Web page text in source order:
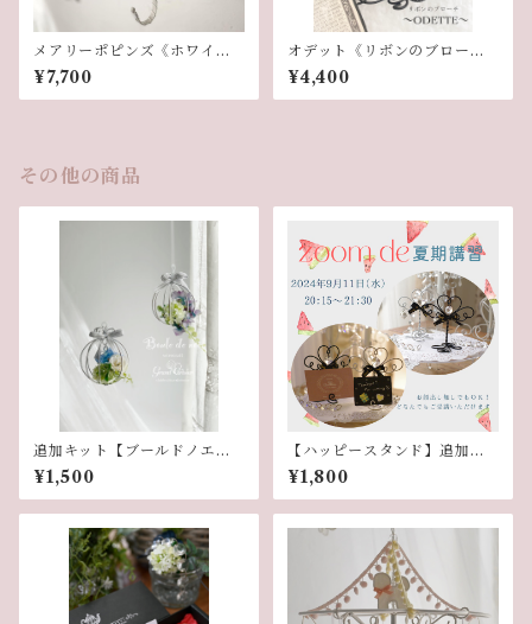
メアリーポピンズ《ホワイ
ト》
¥7,700
オデット《リボンのブロー
チ》
¥4,400
その他の商品
追加キット【ブールドノエ
ル】
¥1,500
【ハッピースタンド】追加キ
ット
¥1,800